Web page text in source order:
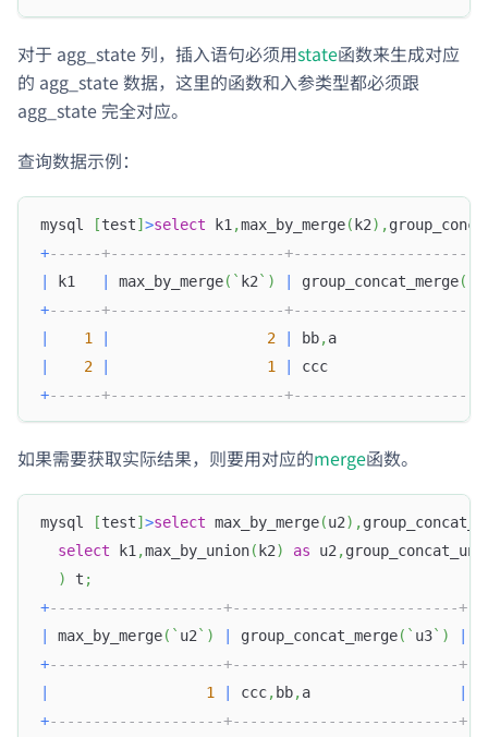
对于 agg_state 列，插入语句必须用state函数来生成对应
的 agg_state 数据，这里的函数和入参类型都必须跟
agg_state 完全对应。
查询数据示例：
mysql [test] >select k1 ,max_by_merge( k2) ,
+------+--------------------
k1 max_by_merge( ` k2 ` ) group_concat_merge(
+------+--------------------
1 2 bb,
2 1
+------+--------------------
如果需要获取实际结果，则要用对应的merge函数。
mysql [test] >select max_by_merge(u2) ,
select k1 ,max_by_union( k2) as u2 ,
)
t ;
+--------------------+--------------------------+
max_by_merge( ` u2 ` ) group_concat_merge( ` u3` )
+--------------------+--------------------------+
1 ccc, bb,a
+--------------------+--------------------------+